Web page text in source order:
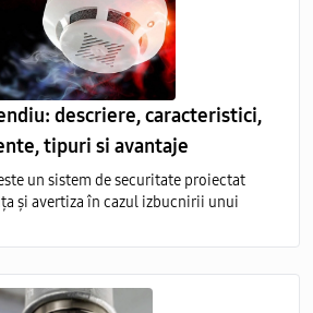
descriere, caracteristici,
tipuri si avantaje
un sistem de securitate proiectat
și avertiza în cazul izbucnirii unui